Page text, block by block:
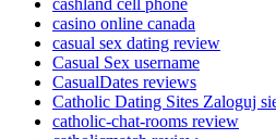
casino online canada
casual sex dating review
Casual Sex username
CasualDates reviews
Catholic Dating Sites Zaloguj
catholic-chat-rooms review